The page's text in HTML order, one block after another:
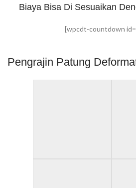
Biaya Bisa Di Sesuaikan
[wpcdt-countdown
Pengrajin Patung